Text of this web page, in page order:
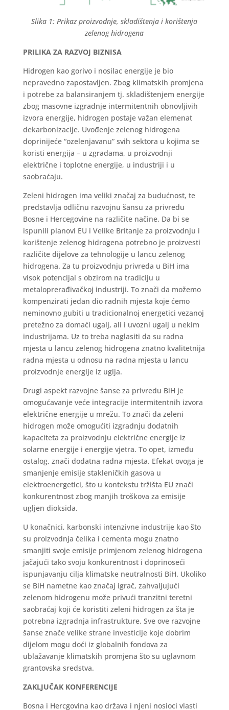
Slika 1: Prikaz proizvodnje, skladištenja i korištenja
zelenog hidrogena
PRILIKA ZA RAZVOJ BIZNISA
Hidrogen kao gorivo i nosilac energije je bio
nepravedno zapostavljen. Zbog klimatskih promjena
i potrebe za balansiranjem tj. skladištenjem energije
zbog masovne izgradnje intermitentnih obnovljivih
izvora energije, hidrogen postaje važan elemenat
dekarbonizacije. Uvođenje zelenog hidrogena
doprinijeće “ozelenjavanu” svih sektora u kojima se
koristi energija – u zgradama, u proizvodnji
električne i toplotne energije, u industriji i u
saobraćaju.
Zeleni hidrogen ima veliki značaj za budućnost, te
predstavlja odličnu razvojnu šansu za privredu
Bosne i Hercegovine na različite načine. Da bi se
ispunili planovi EU i Velike Britanje za proizvodnju i
korištenje zelenog hidrogena potrebno je proizvesti
različite dijelove za tehnologije u lancu zelenog
hidrogena. Za tu proizvodnju privreda u BiH ima
visok potencijal s obzirom na tradiciju u
metaloprerađivačkoj industriji. To znači da možemo
kompenzirati jedan dio radnih mjesta koje ćemo
neminovno gubiti u tradicionalnoj energetici vezanoj
pretežno za domaći ugalj, ali i uvozni ugalj u nekim
industrijama. Uz to treba naglasiti da su radna
mjesta u lancu zelenog hidrogena znatno kvalitetnija
radna mjesta u odnosu na radna mjesta u lancu
proizvodnje energije iz uglja.
Drugi aspekt razvojne šanse za privredu BiH je
omogućavanje veće integracije intermitentnih izvora
električne energije u mrežu. To znači da zeleni
hidrogen može omogućiti izgradnju dodatnih
kapaciteta za proizvodnju električne energije iz
solarne energije i energije vjetra. To opet, između
ostalog, znači dodatna radna mjesta. Efekat ovoga je
smanjenje emisije stakleničkih gasova u
elektroenergetici, što u kontekstu tržišta EU znači
konkurentnost zbog manjih troškova za emisije
ugljen dioksida.
U konačnici, karbonski intenzivne industrije kao što
su proizvodnja čelika i cementa mogu znatno
smanjiti svoje emisije primjenom zelenog hidrogena
jačajući tako svoju konkurentnost i doprinoseći
ispunjavanju cilja klimatske neutralnosti BiH. Ukoliko
se BiH nametne kao značaj igrač, zahvaljujući
zelenom hidrogenu može privući tranzitni teretni
saobraćaj koji će koristiti zeleni hidrogen za šta je
potrebna izgradnja infrastrukture. Sve ove razvojne
šanse znače velike strane investicije koje dobrim
dijelom mogu doći iz globalnih fondova za
ublažavanje klimatskih promjena što su uglavnom
grantovska sredstva.
ZAKLJUČAK KONFERENCIJE
Bosna i Hercgovina kao država i njeni nosioci vlasti